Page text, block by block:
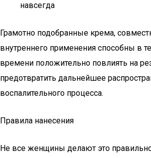
навсегда
Грамотно подобранные крема,
внутреннего применения способны в
времени положительно повлиять на
предотвратить дальнейшее
воспалительного процесса.
Правила нанесения
Не все женщины делают это